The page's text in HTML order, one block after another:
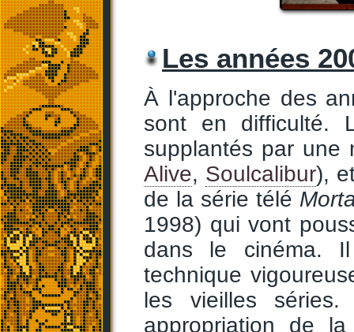
Les années
À l'approche des
sont en difficulté.
supplantés par une
Alive, Soulcalibur),
de la série télé
1998) qui vont
dans le cinéma.
technique
les vieilles
appropriation de